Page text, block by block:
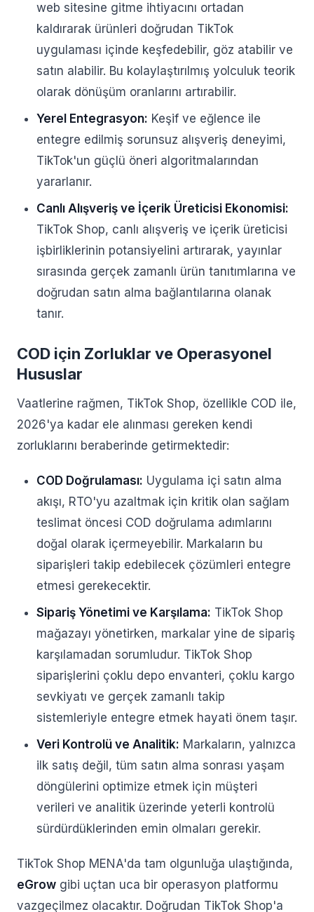
web sitesine gitme ihtiyacını ortadan
kaldırarak ürünleri doğrudan TikTok
uygulaması içinde keşfedebilir, göz atabilir ve
satın alabilir. Bu kolaylaştırılmış yolculuk teorik
olarak dönüşüm oranlarını artırabilir.
Yerel Entegrasyon: Keşif ve eğlence ile
entegre edilmiş sorunsuz alışveriş deneyimi,
TikTok'un güçlü öneri algoritmalarından
yararlanır.
Canlı Alışveriş ve İçerik Üreticisi Ekonomisi:
TikTok Shop, canlı alışveriş ve içerik üreticisi
işbirliklerinin potansiyelini artırarak, yayınlar
sırasında gerçek zamanlı ürün tanıtımlarına ve
doğrudan satın alma bağlantılarına olanak
tanır.
COD için Zorluklar ve Operasyonel
Hususlar
Vaatlerine rağmen, TikTok Shop, özellikle COD ile,
2026'ya kadar ele alınması gereken kendi
zorluklarını beraberinde getirmektedir:
COD Doğrulaması: Uygulama içi satın alma
akışı, RTO'yu azaltmak için kritik olan sağlam
teslimat öncesi COD doğrulama adımlarını
doğal olarak içermeyebilir. Markaların bu
siparişleri takip edebilecek çözümleri entegre
etmesi gerekecektir.
Sipariş Yönetimi ve Karşılama: TikTok Shop
mağazayı yönetirken, markalar yine de sipariş
karşılamadan sorumludur. TikTok Shop
siparişlerini çoklu depo envanteri, çoklu kargo
sevkiyatı ve gerçek zamanlı takip
sistemleriyle entegre etmek hayati önem taşır.
Veri Kontrolü ve Analitik: Markaların, yalnızca
ilk satış değil, tüm satın alma sonrası yaşam
döngülerini optimize etmek için müşteri
verileri ve analitik üzerinde yeterli kontrolü
sürdürdüklerinden emin olmaları gerekir.
TikTok Shop MENA'da tam olgunluğa ulaştığında,
eGrow gibi uçtan uca bir operasyon platformu
vazgeçilmez olacaktır. Doğrudan TikTok Shop'a